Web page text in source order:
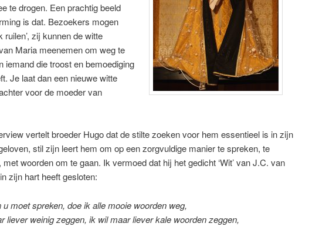
te drogen. Een prachtig beeld
is dat. Bezoekers mogen
ruilen’, zij kunnen de witte
Maria meenemen om weg te
iemand die troost en bemoediging
Je laat dan een nieuwe witte
voor de moeder van
vertelt broeder Hugo dat de stilte zoeken voor hem essentieel is in zijn
stil zijn leert hem om op een zorgvuldige manier te spreken, te
woorden om te gaan. Ik vermoed dat hij het gedicht ‘Wit’ van J.C. van
zijn hart heeft gesloten:
moet spreken, doe ik alle mooie woorden weg,
liever weinig zeggen, ik wil maar liever kale woorden zeggen,